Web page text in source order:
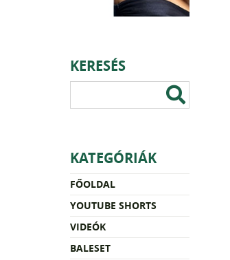
KERESÉS
KATEGÓRIÁK
FŐOLDAL
YOUTUBE SHORTS
VIDEÓK
BALESET